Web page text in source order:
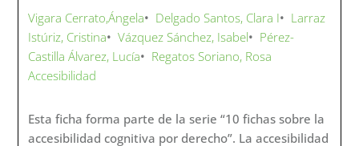
Vigara Cerrato,Ángela• Delgado Santos, Clara I• Larraz
Istúriz, Cristina• Vázquez Sánchez, Isabel• Pérez-
Castilla Álvarez, Lucía• Regatos Soriano, Rosa
Accesibilidad
Esta ficha forma parte de la serie “10 fichas sobre la